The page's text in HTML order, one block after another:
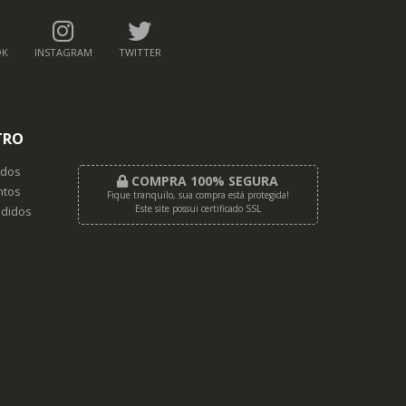
INSTAGRAM TWITTER
COMPRA 100% SEGURA
Fique tranquilo, sua compra está protegida!
Este site possui certificado SSL